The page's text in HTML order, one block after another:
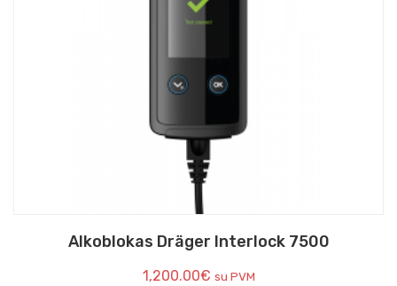
Alkoblokas Dräger Interlock 7500
1,200.00€ su PVM